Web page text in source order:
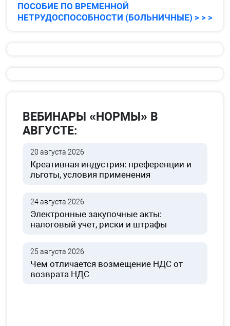
ПОСОБИЕ ПО ВРЕМЕННОЙ
НЕТРУДОСПОСОБНОСТИ (БОЛЬНИЧНЫЕ) > > >
ВЕБИНАРЫ «НОРМЫ» В
АВГУСТЕ:
20 августа 2026
Креативная индустрия: преференции и
льготы, условия применения
24 августа 2026
Электронные закупочные акты:
налоговый учет, риски и штрафы
25 августа 2026
Чем отличается возмещение НДС от
возврата НДС